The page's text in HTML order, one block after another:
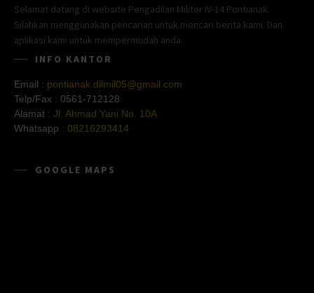
Selamat datang di website Pengadilan Militer IV-14 Pontianak.
Silahkan menggunakan pencarian untuk mencari berita kami. Dan
aplikasi kami untuk mempermudah anda.
INFO KANTOR
Email : pontianak.dilmil05@gmail.com
Telp/Fax : 0561-712128
Alamat : Jl. Ahmad Yani No. 10A
Whatsapp : 08216293414
GOOGLE MAPS